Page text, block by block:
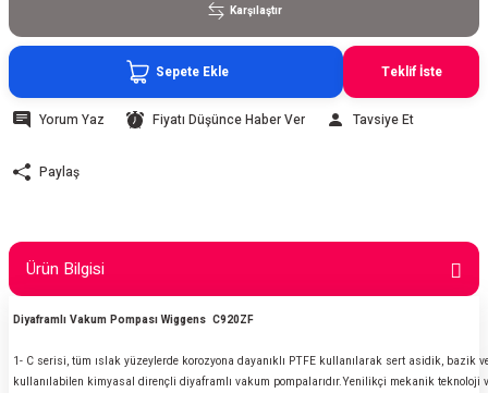
Karşılaştır
Sepete Ekle Teklif İste
Yorum Yaz Fiyatı Düşünce Haber Ver Tavsiye Et
Paylaş
Ürün Bilgisi
Diyaframlı Vakum Pompası Wiggens C920ZF
1- C serisi, tüm ıslak yüzeylerde korozyona dayanıklı PTFE kullanılarak sert asidik, bazik
kullanılabilen kimyasal dirençli diyaframlı vakum pompalarıdır.Yenilikçi mekanik teknoloji